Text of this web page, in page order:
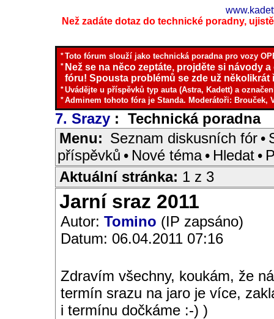
Než zadáte dotaz do technické poradny,
*Toto fórum slouží jako technická poradna pro vozy
* Než se na něco zeptáte, projděte si návody
fóru! Spousta problémů se zde už několikrát
*Uvádějte u příspěvků typ auta (Astra, Kadett) a
*Adminem tohoto fóra je Standa. Moderátoři: Brouček,
7. Srazy : Technická poradna
Menu: Seznam diskusních fór •
příspěvků • Nové téma • Hledat •
Aktuální stránka: 1 z 3
Jarní sraz 2011
Autor: Tomino (IP zapsáno)
Datum: 06.04.2011 07:16
Zdravím všechny, koukám, že
termín srazu na jaro je více,
i termínu dočkáme :-) )